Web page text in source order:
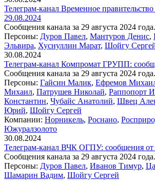
Телеграм-канал Временное
29.08.2024
Сообщения канала за 29 августа 2024 года.
Персоны: Дуров Павел, Мантуров Денис,
Эльвира, Хуснуллин Марат, Шойгу
30.08.2024
Телеграм-канал Компромат ГРУПП:
Сообщения канала за 29 августа 2024 года.
Персоны: Гайсин Малик, Ефремов
Михаил, Патрушев Николай, Раппопорт
Константин, Чубайс Анатолий, Швец
Юрий, Шойгу Сергей
Компании: Норникель, Роснано,
Южуралзолото
30.08.2024
Телеграм-канал ВЧК ОГПУ: сообщения от
Сообщения канала за 29 августа 2024 года.
Персоны: Дуров Павел, Иванов Тимур,
Шамарин Вадим, Шойгу Сергей